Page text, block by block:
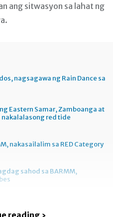
ang sitwasyon sa lahat ng
nagsagawa ng Rain Dance sa
Eastern Samar, Zamboanga at
nakalalasong red tide
nakasailalim sa RED Category
sahod sa BARMM,